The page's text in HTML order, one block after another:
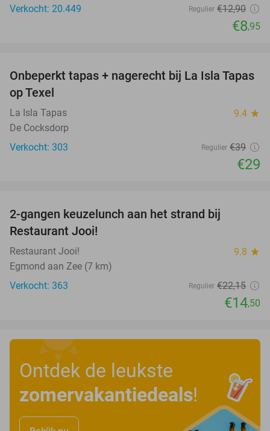
Verkocht: 20.449 Regulier €12,90
€8,95
26%
Onbeperkt tapas + nagerecht bij La Isla Tapas
op Texel
La Isla Tapas 9.4 star
De Cocksdorp
Verkocht: 303
Regulier €39
€29
2-gangen keuzelunch aan het strand bij
Restaurant Jooi!
Restaurant Jooi! 9.8 star
Egmond aan Zee (7 km)
Verkocht: 363
Regulier €22,15
€14,50
Ontdek de leukste
zomervakantiedeals!